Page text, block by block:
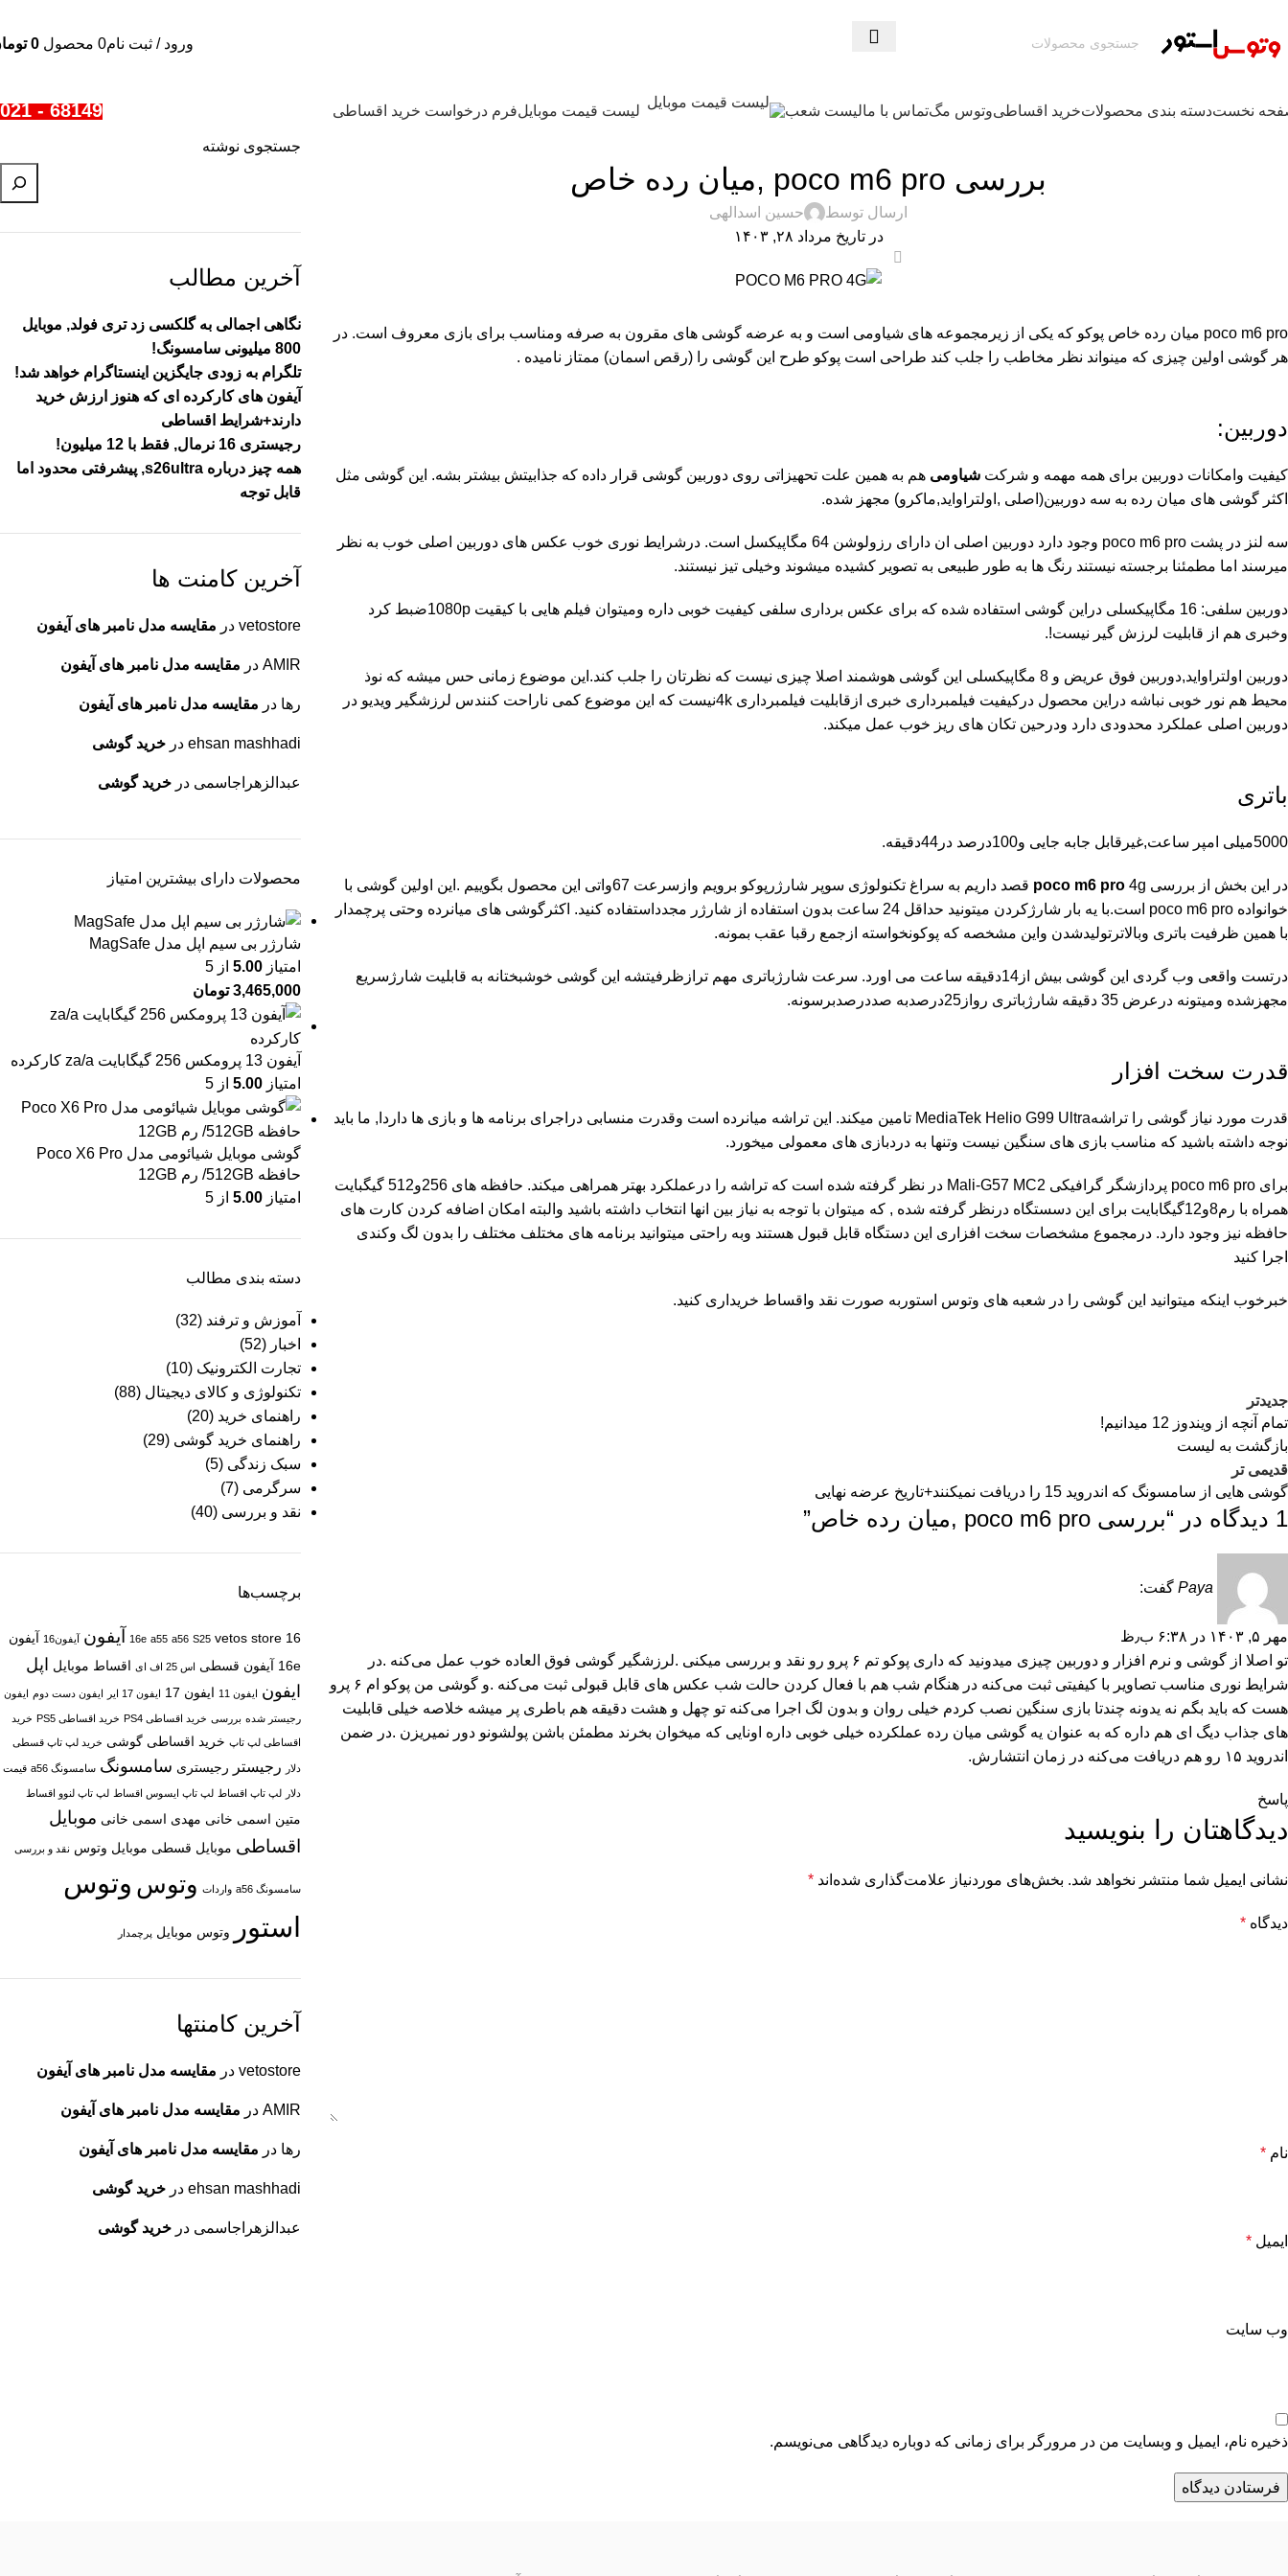
ورود / ثبت نام0 محصول 0
نخستدسته بندی محصولاتخرید اقساطیوتوس مگتماس با مالیست شعب لیست قیمت موبایلفرم درخواست خرید اقساطی 68149 - 021
بررسی poco m6 pro ,میان رده خاص
ارسال توسط
حسین اسدالهی
در تاریخ مرداد ۲۸, ۱۴۰۳
poco m6 pro میان رده خاص پوکو که یکی از زیرمجموعه های شیاومی است و به عرضه گوشی های مقرون به صرفه ومناسب برای بازی معروف است. در
هر گوشی اولین چیزی که مینواند نظر مخاطب را جلب کند طراحی است پوکو طرح این گوشی را (رقص اسمان) ممتاز نامیده .
دوربین:
کیفیت وامکانات دوربین برای همه مهمه و شرکت شیاومی هم به همین علت تحهیزاتی روی دوربین گوشی قرار داده که جذابیتش بیشتر بشه. این گوشی مثل
اکثر گوشی های میان رده به سه دوربین(اصلی ,اولتراواید,ماکرو) مجهز شده.
سه لنز در پشت
وجود دارد دوربین اصلی ان دارای رزولوشن 64 مگاپیکسل است. درشرایط نوری خوب عکس های دوربین اصلی خوب به نظر
میرسند اما مطمئنا برجسته نیستند رنگ ها به طور طبیعی به تصویر کشیده میشوند وخیلی تیز نیستند.
دوربین سلفی: 16 مگاپیکسلی دراین گوشی استفاده شده که برای عکس برداری سلفی کیفیت خوبی داره ومیتوان فیلم هایی با کیقیت 1080pضبط کرد
وخبری هم از قابلیت لرزش گیر نیست!.
دوربین اولتراواید,دوربین فوق عریض و 8 مگاپیکسلی این گوشی هوشمند اصلا چیزی نیست که نظرتان را جلب کند.این موضوع زمانی حس میشه که نوذ
محیط هم نور خوبی نباشه دراین محصول درکیفیت فیلمبرداری خبری ازقابلیت فیلمبرداری 4kنیست که این موضوع کمی ناراحت کنندس لرزشگیر ویدیو در
دوربین اصلی عملکرد محدودی دارد ودرحین تکان های ریز خوب عمل میکند.
باتری
5000میلی امپر ساعت,غیرقابل جابه جایی و100درصد در44دقیقه.
در این بخش از بررسی poco m6 pro 4g
قصد داریم به سراغ تکنولوژی سوپر شارژرپوکو برویم وازسرعت 67واتی این محصول بگوییم .این اولین گوشی با
خوانواده poco m6 pro است.با یه بار شارژکردن میتونید حداقل 24 ساعت بدون استفاده از شارژر مجدداستفاده کنید. اکثرگوشی های میانرده وحتی پرچمدار
با همین ظرفیت باتری وبالاترتولیدشدن واین مشخصه که پوکونخواسته ازجمع رقبا عقب بمونه.
درتست واقعی وب گردی این گوشی بیش از14دقیقه ساعت می اورد. سرعت شارژباتری مهم ترازظرفیتشه این گوشی خوشبختانه به قابلیت شارژسریع
مجهزشده ومیتونه درعرض 35 دقیقه شارژباتری رواز25درصدبه صددرصدبرسونه.
قدرت سخت افزار
قدرت مورد نیاز گوشی را تراشهMediaTek Helio G99 Ultra تامین میکند. این تراشه میانرده است وقدرت منسابی دراجرای برنامه ها و بازی ها داردا, ما باید
نوجه داشته باشید که مناسب بازی های سنگین نیست وتنها به دردبازی های معمولی میخورد.
برای poco m6 pro پردازشگر گرافیکی Mali-G57 MC2 در نظر گرفته شده است که تراشه را درعملکرد بهتر همراهی میکند. حافظه های 256و512 گیگبایت
همراه با رم8و12گیگابایت برای این دسستگاه درنظر گرفته شده , که میتوان با توجه به نیاز بین انها انتخاب داشته باشید والبته امکان اضافه کردن کارت های
حافظه نیز وجود دارد. درمجموع مشخصات سخت افزاری این دستگاه قابل قبول هستند وبه راحتی میتوانید برنامه های مختلف مختلف را بدون لگ وکندی
اجرا کنید
خبرخوب اینکه میتوانید این گوشی را در شعبه های وتوس استور به صورت نقد واقساط خریداری کنید.
جدیدتر
تمام آنچه از ویندوز 12 میدانیم!
بازگشت به لیست
قدیمی تر
گوشی هایی از سامسونگ که اندروید 15 را دریافت نمیکنند+تاریخ عرضه نهایی
1 دیدگاه در “ بررسی poco m6 pro ,میان رده خاص ”
Paya گفت:
مهر ۵, ۱۴۰۳ در ۶:۳۸ ب٫ظ
تو اصلا از گوشی و نرم افزار و دوربین چیزی میدونید که داری پوکو تم ۶ پرو رو نقد و بررسی میکنی .لرزشگیر گوشی فوق العاده خوب عمل می‌کنه .در
شرایط نوری مناسب تصاویر با کیفیتی ثبت می‌کنه در هنگام شب هم با فعال کردن حالت شب عکس های قابل قبولی ثبت می‌کنه .و گوشی من پوکو ام ۶ پرو
هست که باید بگم نه یدونه چندتا بازی سنگین نصب کردم خیلی روان و بدون لگ اجرا می‌کنه تو چهل و هشت دقیقه هم باطری پر میشه خلاصه خیلی قابلیت
های جذاب دیگ ای هم داره که به عنوان یه گوشی میان رده عملکرده خیلی خوبی داره اونایی که میخوان بخرند مطمئن باشن پولشونو دور نمیریزن .در ضمن
اندروید ۱۵ رو هم دریافت می‌کنه در زمان انتشارش.
پاسخ
دیدگاهتان را بنویسید
نشانی ایمیل شما منتشر نخواهد شد. بخش‌های موردنیاز علامت‌گذاری شده‌اند *
دیدگاه *
نام *
ایمیل *
وب‌ سایت
ذخیره نام، ایمیل و وبسایت من در مرورگر برای زمانی که دوباره دیدگاهی می‌نویسم.
جستجوی نوشته
آخرین مطالب
نگاهی اجمالی به گلکسی زد تری فولد, موبایل
800 میلیونی سامسونگ!
تلگرام به زودی جایگزین اینستاگرام خواهد شد!
آیفون های کارکرده ای که هنوز ارزش خرید
دارند+شرایط اقساطی
رجیستری 16 نرمال, فقط با 12 میلیون!
همه چیز درباره s26ultra, پیشرفتی محدود اما
قابل توجه
آخرین کامنت ها
vetostore در مقایسه مدل نامبر های آیفون
AMIR در مقایسه مدل نامبر های آیفون
رها در مقایسه مدل نامبر های آیفون
ehsan mashhadi درخرید گوشی
عبدالزهراجاسمی درخرید گوشی
محصولات دارای بیشترین امتیاز
شارژر بی سیم اپل مدل MagSafe
امتیاز5.00 از 5
3,465,000 تومان
آیفون 13 پرومکس 256 گیگابایت za/a کارکرده
امتیاز5.00 از 5
گوشی موبایل شیائومی مدل Poco X6 Pro
حافظه 512GB/ رم 12GB
امتیاز5.00 از 5
دسته بندی مطالب
آموزش و ترفند (32)
اخبار (52)
تجارت الکترونیک (10)
تکنولوژی و کالای دیجیتال (88)
راهنمای خرید (20)
راهنمای خرید گوشی (29)
سبک زندگی (5)
سرگرمی (7)
نقد و بررسی (40)
برچسب‌ها
16
16e a55 a56 S25 vetos store آیفون آیفون16
آیفون
16e آیفون قسطی اس 25 اف ای اقساط موبایل
اپل
ایفون
ایفون 11 ایفون 17 ایفون 17 ایر ایفون دست دوم ایفون
رجیستر شده بررسی خرید اقساطی PS4 خرید اقساطی PS5 خرید
اقساطی لپ تاپ خرید اقساطی گوشی خرید لپ تاپ قسطی
دلار رجیستر رجیستری سامسونگ سامسونگ a56 قیمت
دلار لپ تاپ اقساط لپ تاپ ایسوس اقساط لپ تاپ لنوو اقساط
متین اسمی خانی مهدی اسمی خانی موبایل
اقساطی موبایل قسطی موبایل وتوس نقد و بررسی
سامسونگ a56 واردات وتوس وتوس
استور
وتوس موبایل پرچمدار
آخرین کامنتها
vetostore در مقایسه مدل نامبر های آیفون
AMIR در مقایسه مدل نامبر های آیفون
رها در مقایسه مدل نامبر های آیفون
ehsan mashhadi درخرید گوشی
عبدالزهراجاسمی درخرید گوشی